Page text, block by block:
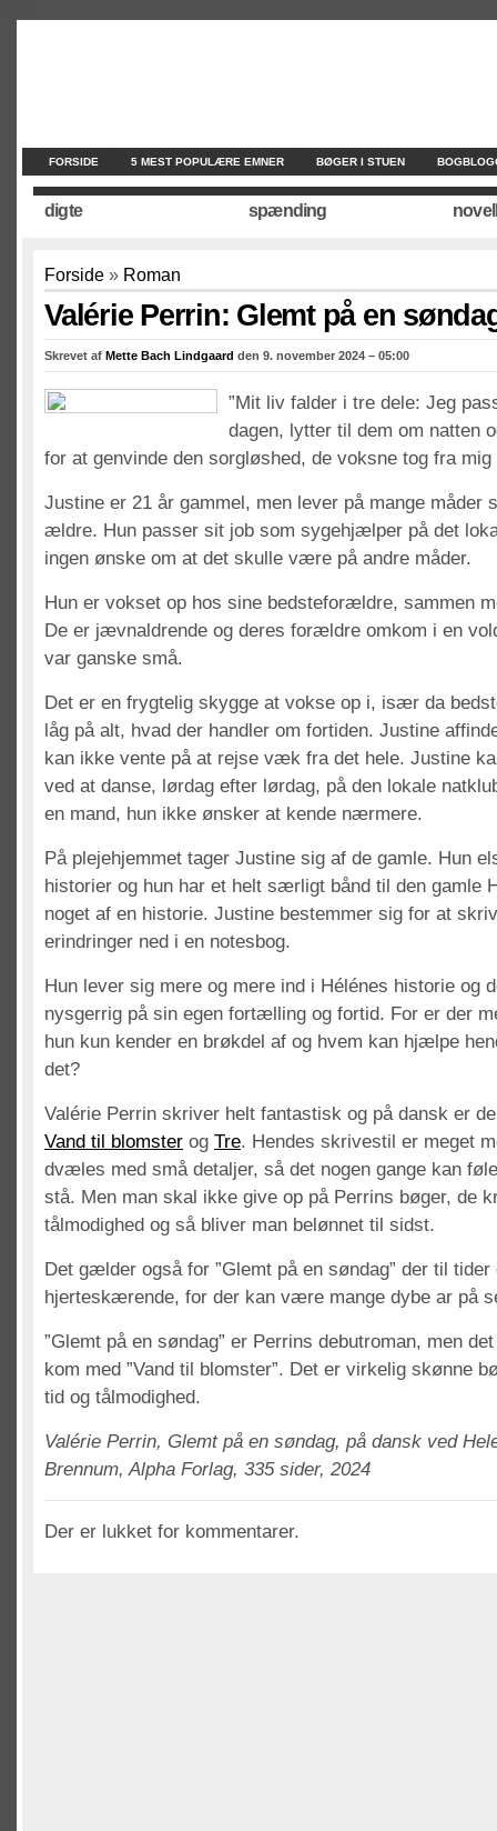
FORSIDE 5 MEST POPULÆRE EMNER BØGER I STUEN
digte spænding
Forside » Roman
Valérie Perrin: Glemt på en
Skrevet af Mette Bach Lindgaard den 9. november 2024 – 05:00
”Mit liv falder i tre dele: Jeg
dagen, lytter til dem om natten
for at genvinde den sorgløshed, de voksne tog fra mig
Justine er 21 år gammel, men lever på mange måder
ældre. Hun passer sit job som sygehjælper på det
ingen ønske om at det skulle være på andre måder.
Hun er vokset op hos sine bedsteforældre, sammen
De er jævnaldrende og deres forældre omkom i en
var ganske små.
Det er en frygtelig skygge at vokse op i, især da
låg på alt, hvad der handler om fortiden. Justine
kan ikke vente på at rejse væk fra det hele. Justine
ved at danse, lørdag efter lørdag, på den lokale
en mand, hun ikke ønsker at kende nærmere.
På plejehjemmet tager Justine sig af de gamle. Hun
historier og hun har et helt særligt bånd til den gamle
noget af en historie. Justine bestemmer sig for at
erindringer ned i en notesbog.
Hun lever sig mere og mere ind i Hélénes historie og
nysgerrig på sin egen fortælling og fortid. For er der
hun kun kender en brøkdel af og hvem kan hjælpe
det?
Valérie Perrin skriver helt fantastisk og på dansk er
Vand til blomster og Tre. Hendes skrivestil er meget
dvæles med små detaljer, så det nogen gange kan
stå. Men man skal ikke give op på Perrins bøger, de
tålmodighed og så bliver man belønnet til sidst.
Det gælder også for ”Glemt på en søndag” der til tider
hjerteskærende, for der kan være mange dybe ar på
”Glemt på en søndag” er Perrins debutroman, men
kom med ”Vand til blomster”. Det er virkelig skønne
tid og tålmodighed.
Valérie Perrin, Glemt på en søndag, på dansk ved
Brennum, Alpha Forlag, 335 sider, 2024
Der er lukket for kommentarer.